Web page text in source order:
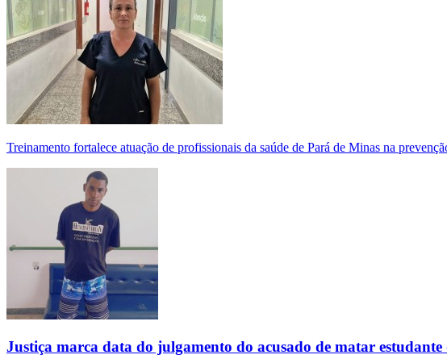
Treinamento fortalece atuação de profissionais da saúde de Pará de Minas na
Justiça marca data do julgamento do acusado de matar